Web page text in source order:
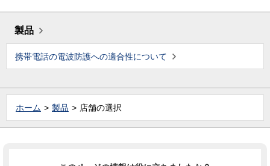
製品
携帯電話の電波防護への適合性について
ホーム 製品 店舗の選択